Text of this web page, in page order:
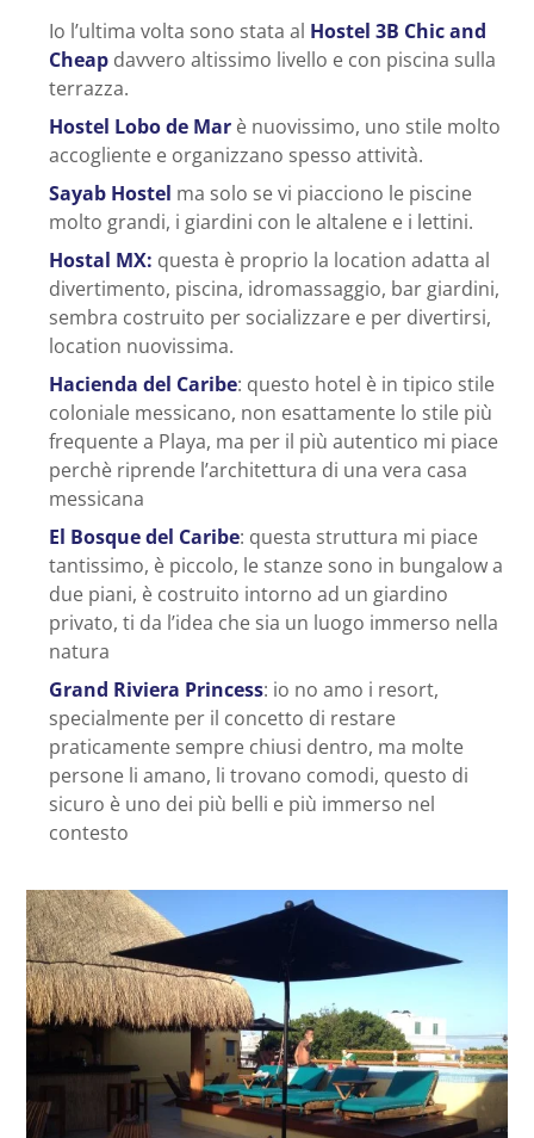
Io l’ultima volta sono stata al Hostel 3B Chic and
Cheap davvero altissimo livello e con piscina sulla
terrazza.
Hostel Lobo de Mar è nuovissimo, uno stile molto
accogliente e organizzano spesso attività.
Sayab Hostel ma solo se vi piacciono le piscine
molto grandi, i giardini con le altalene e i lettini.
Hostal MX: questa è proprio la location adatta al
divertimento, piscina, idromassaggio, bar giardini,
sembra costruito per socializzare e per divertirsi,
location nuovissima.
Hacienda del Caribe: questo hotel è in tipico stile
coloniale messicano, non esattamente lo stile più
frequente a Playa, ma per il più autentico mi piace
perchè riprende l’architettura di una vera casa
messicana
El Bosque del Caribe: questa struttura mi piace
tantissimo, è piccolo, le stanze sono in bungalow a
due piani, è costruito intorno ad un giardino
privato, ti da l’idea che sia un luogo immerso nella
natura
Grand Riviera Princess: io no amo i resort,
specialmente per il concetto di restare
praticamente sempre chiusi dentro, ma molte
persone li amano, li trovano comodi, questo di
sicuro è uno dei più belli e più immerso nel
contesto